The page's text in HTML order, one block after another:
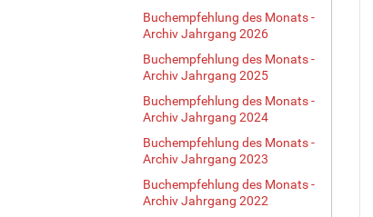
Buchempfehlung des Monats -
Archiv Jahrgang 2026
Buchempfehlung des Monats -
Archiv Jahrgang 2025
Buchempfehlung des Monats -
Archiv Jahrgang 2024
Buchempfehlung des Monats -
Archiv Jahrgang 2023
Buchempfehlung des Monats -
Archiv Jahrgang 2022